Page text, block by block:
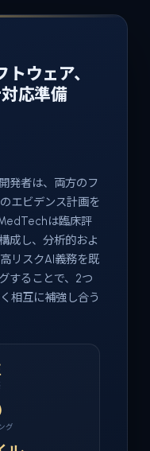
ウェア、
応準備
発者は、両方のフ
エビデンス計画を
は臨床評
成し、分析的およ
リスクAI義務を既
することで、2つ
相互に補強し合う
グ